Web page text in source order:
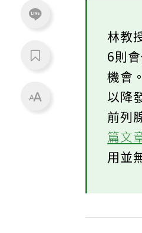
林教
6則
機會
以降
前列
篇文
用並